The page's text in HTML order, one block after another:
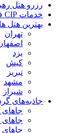
رزرو هتل
خدمات CIP فرودگاه امام
بهترین هتل ها
تهران
یزد
کیش
تبریز
مشهد
شیراز
جاذبه‌های
جاهای
جاهای
جاهای